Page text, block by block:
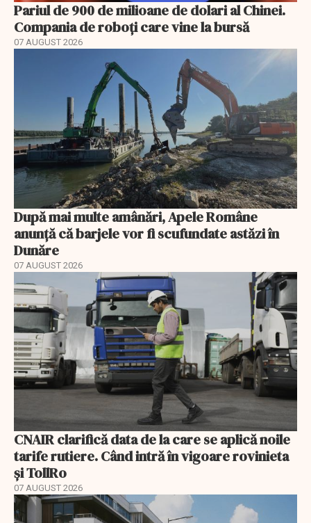
Pariul de 900 de milioane de dolari al Chinei.
Compania de roboți care vine la bursă
07 AUGUST 2026
După mai multe amânări, Apele Române
anunță că barjele vor fi scufundate astăzi în
Dunăre
07 AUGUST 2026
CNAIR clarifică data de la care se aplică noile
tarife rutiere. Când intră în vigoare rovinieta
și TollRo
07 AUGUST 2026